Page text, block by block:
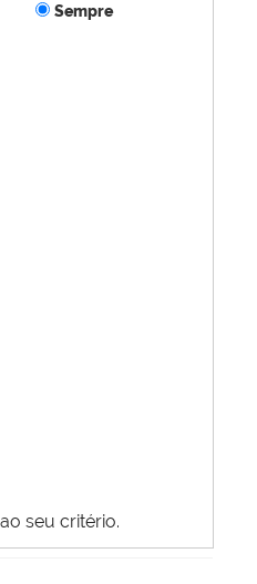
seu critério.
Sempre